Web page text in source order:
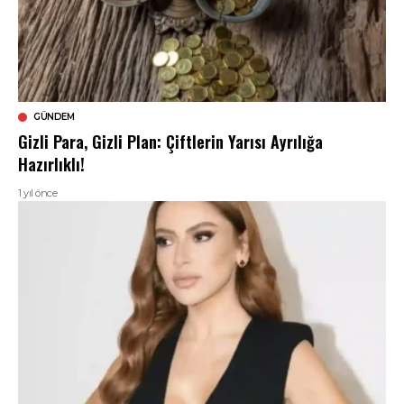
GÜNDEM
Gizli Para, Gizli Plan: Çiftlerin Yarısı Ayrılığa
Hazırlıklı!
1 yıl önce